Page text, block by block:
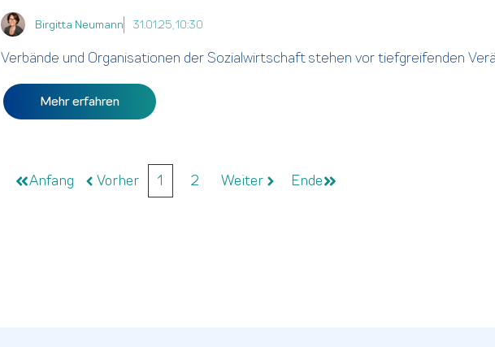
Birgitta Neumann 31.01.25, 10:30
Verbände und Organisationen der Sozialwirtschaft stehen vor tiefgreifenden
Mehr erfahren
Anfang Vorher 1 2 Weiter Ende